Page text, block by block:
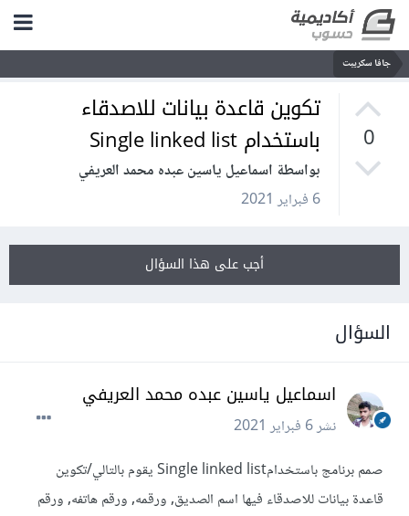
جافا سكريبت
0
تكوين قاعدة بيانات للاصدقاء
باستخدام Single linked list
بواسطة اسماعيل ياسين عبده محمد العريفي
6 فبراير 2021
أجب على هذا السؤال
السؤال
اسماعيل ياسين عبده محمد العريفي
نشر6 فبراير 2021
صمم برنامج باستخدامSingle linked list يقوم بالتالي/تكوين
قاعدة بيانات للاصدقاء فيها اسم الصديق, ورقمه, ورقم هاتفه, ورقم